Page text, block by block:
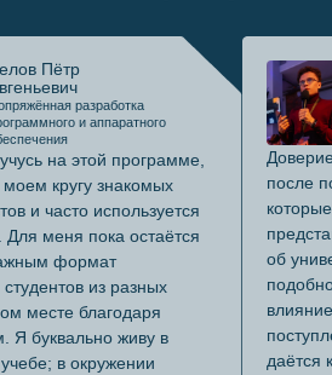
Пётр
разработка
и аппаратного
на этой программе,
моем кругу знакомых
и часто используется
Для меня пока остаётся
формат
из разных
месте благодаря
Я буквально живу в
в окружении
после
об
даётся